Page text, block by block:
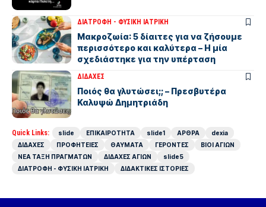
ΔΙΑΤΡΟΦΗ - ΦΥΣΙΚΗ ΙΑΤΡΙΚΗ
Μακροζωία: 5 δίαιτες για να ζήσουμε
περισσότερο και καλύτερα – Η μία
σχεδιάστηκε για την υπέρταση
ΔΙΔΑΧΕΣ
Ποιός θα γλυτώσει;; – Πρεσβυτέρα
Καλυψώ Δημητριάδη
Quick Links: slide ΕΠΙΚΑΙΡΟΤΗΤΑ slide1 ΑΡΘΡΑ
dexia
ΔΙΔΑΧΕΣ
ΠΡΟΦΗΤΕΙΕΣ ΘΑΥΜΑΤΑ ΓΕΡΟΝΤΕΣ
ΒΙΟΙ ΑΓΙΩΝ
ΝΕΑ ΤΑΞΗ ΠΡΑΓΜΑΤΩΝ
ΔΙΔΑΧΕΣ ΑΓΙΩΝ
slide5
ΔΙΑΤΡΟΦΗ - ΦΥΣΙΚΗ ΙΑΤΡΙΚΗ
ΔΙΔΑΚΤΙΚΕΣ ΙΣΤΟΡΙΕΣ